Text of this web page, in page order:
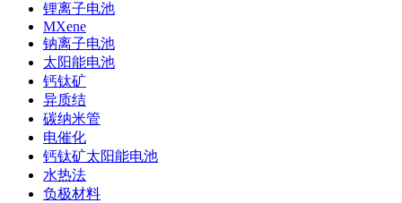
锂离子电池
MXene
钠离子电池
太阳能电池
钙钛矿
异质结
碳纳米管
电催化
钙钛矿太阳能电池
水热法
负极材料